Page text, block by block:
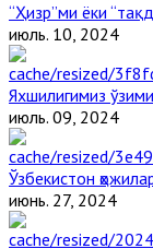
“Ҳизр”ми ёки
июль. 10, 2024
Яхшилигимиз
июль. 09, 2024
Ўзбекистон
июнь. 27, 2024